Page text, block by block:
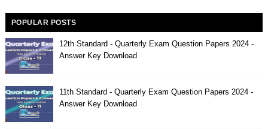
POPULAR POSTS
12th Standard - Quarterly Exam Question Papers 2024 -
Answer Key Download
11th Standard - Quarterly Exam Question Papers 2024 -
Answer Key Download